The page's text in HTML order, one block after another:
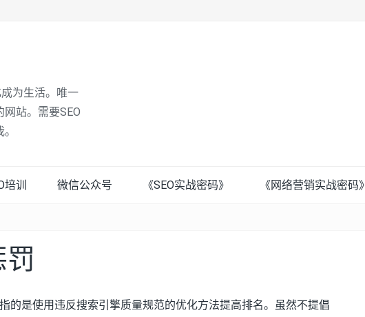
为生活。唯一
站。需要SEO
培训 微信公众号 《SEO实战密码》 《网络营销实战密码》
的是使用违反搜索引擎质量规范的优化方法提高排名。虽然不提倡